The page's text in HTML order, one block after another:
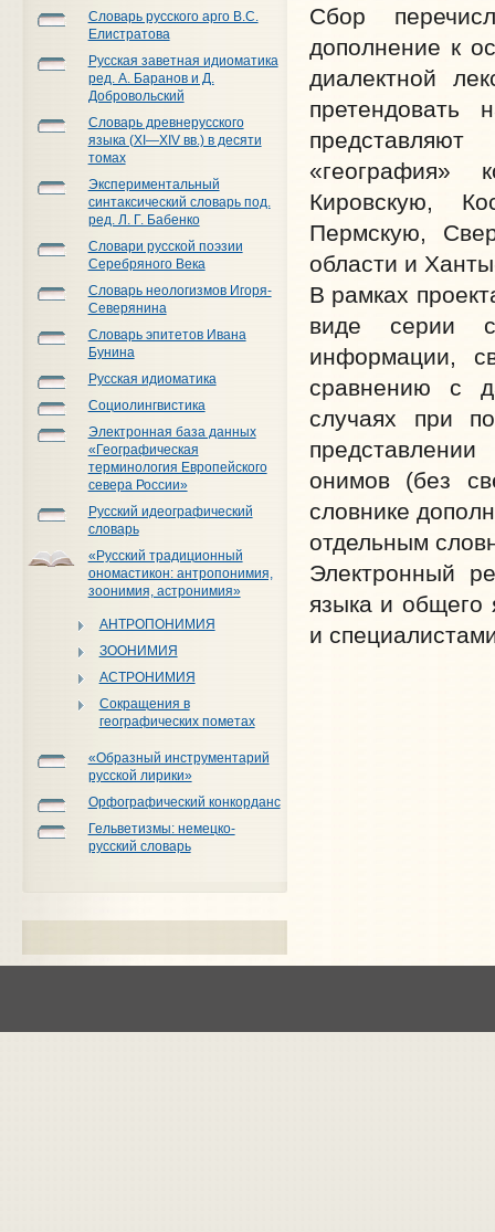
Словарь русского арго В.С.
Елистратова
Русская заветная идиоматика
ред. А. Баранов и Д.
Добровольский
Словарь древнерусского
языка (XI—XIV вв.) в десяти
томах
Экспериментальный
синтаксический словарь под.
ред. Л. Г. Бабенко
Словари русской поэзии
Серебряного Века
Словарь неологизмов Игоря-
Северянина
Словарь эпитетов Ивана
Бунина
Русская идиоматика
Социолингвистика
Электронная база данных
«Географическая
терминология Европейского
севера России»
Русский идеографический
словарь
«Русский традиционный
ономастикон: антропонимия,
зоонимия, астронимия»
АНТРОПОНИМИЯ
ЗООНИМИЯ
АСТРОНИМИЯ
Сокращения в
географических пометах
«Образный инструментарий
русской лирики»
Орфографический конкорданс
Гельветизмы: немецко-
русский словарь
Сбор
дополнение к
диалектной
«география»
Кировскую,
Пермскую,
области и
В рамках
виде серии
информации,
сравнению с
случаях при
онимов (без
словнике
отдельным
Электронный
языка и общего
и